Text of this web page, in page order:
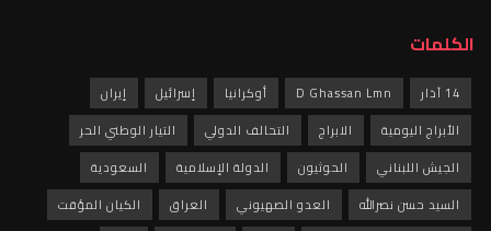
الكلمات
14 آذار D Ghassan Lmn أوكرانيا إسرائيل
إيران
الأبراج اليومية
الابراج التحالف الدولي
التيار الوطني الحر
الجيش اللبناني
الحوثيون الدولة الإسلامية
السعودية
السيد حسن نصرالله
العدو الصهيوني العراق
الكيان المؤقت